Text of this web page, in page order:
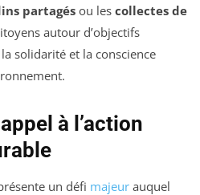
partagés ou les collectes de
autour d’objectifs
solidarité et la conscience
à l’action
un défi majeur auquel